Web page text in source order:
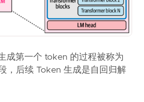
成第一个 token 的过程被称为
，后续 Token 生成是自回归解